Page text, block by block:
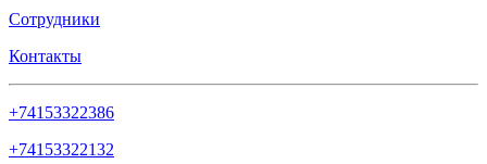
Сотрудники
Контакты
+74153322386
+74153322132